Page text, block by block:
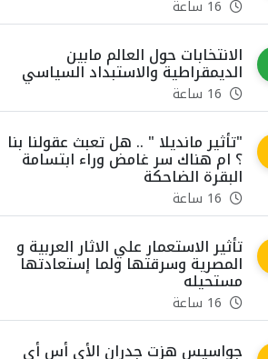
الانتخابات حول العالم مابين
الديمقراطية والاستبداد السياسي
"تأثير مانديلا " .. هل تعبث عقولنا بنا
؟ ام هناك سر غامض وراء ابتسامة
البقرة الضاحكة
تأثير الاستعمار علي الاثار العربية و
المصرية وسرقتها ولما إستعادتها
مستحيله
جواسيس هزت جدران الأي أس أي